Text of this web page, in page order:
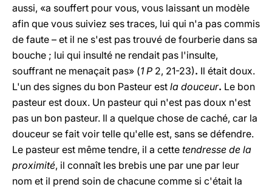
aussi, «a souffert pour vous, vous laissant un modèle
afin que vous suiviez ses traces, lui qui n'a pas commis
de faute – et il ne s'est pas trouvé de fourberie dans sa
bouche ; lui qui insulté ne rendait pas l'insulte,
souffrant ne menaçait pas» (1 P 2, 21-23). Il était doux.
L'un des signes du bon Pasteur est la douceur. Le bon
pasteur est doux. Un pasteur qui n'est pas doux n'est
pas un bon pasteur. Il a quelque chose de caché, car la
douceur se fait voir telle qu'elle est, sans se défendre.
Le pasteur est même tendre, il a cette tendresse de la
proximité, il connaît les brebis une par une par leur
nom et il prend soin de chacune comme si c'était la